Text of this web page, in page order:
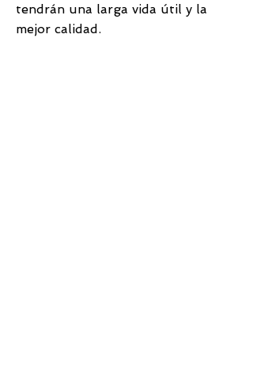
tendrán una larga vida útil y la
mejor calidad.